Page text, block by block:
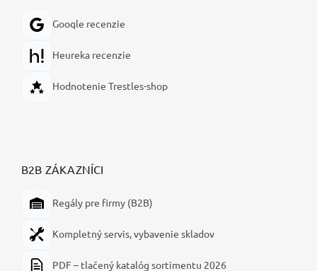
Google recenzie
Heureka recenzie
Hodnotenie Trestles-shop
B2B ZÁKAZNÍCI
Regály pre firmy (B2B)
Kompletný servis, vybavenie skladov
PDF – tlačený katalóg sortimentu 2026